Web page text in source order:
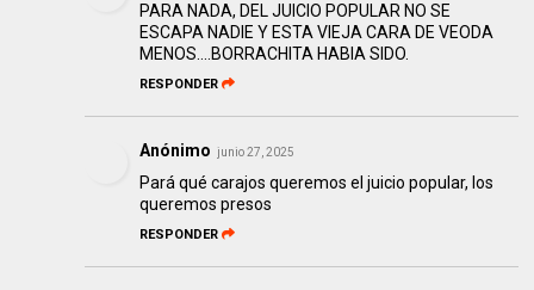
PARA NADA, DEL JUICIO POPULAR NO SE
ESCAPA NADIE Y ESTA VIEJA CARA DE VEODA
MENOS....BORRACHITA HABIA SIDO.
RESPONDER
Anónimo junio 27, 2025
Pará qué carajos queremos el juicio popular, los
queremos presos
RESPONDER